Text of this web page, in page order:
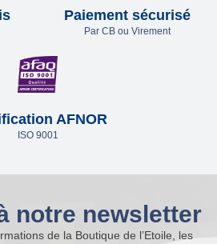
Paiement sécurisé
Par CB ou Virement
AFNOR
ISO 9001
notre newsletter
de la Boutique de l’Etoile, les